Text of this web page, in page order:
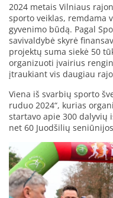
2024 metais Vilniaus
sporto veiklas, remdama
gyvenimo būdą. Pagal
savivaldybė skyrė
projektų suma siekė 50
organizuoti įvairius
įtraukiant vis daugiau
Viena iš svarbių sporto
ruduo 2024“, kurias
startavo apie 300 dalyvių
net 60 Juodšilių